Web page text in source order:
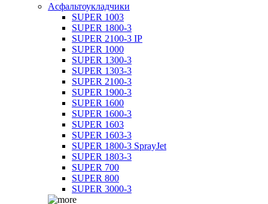
Асфальтоукладчики
SUPER 1003
SUPER 1800-3
SUPER 2100-3 IP
SUPER 1000
SUPER 1300-3
SUPER 1303-3
SUPER 2100-3
SUPER 1900-3
SUPER 1600
SUPER 1600-3
SUPER 1603
SUPER 1603-3
SUPER 1800-3 SprayJet
SUPER 1803-3
SUPER 700
SUPER 800
SUPER 3000-3